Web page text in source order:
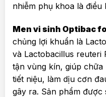
nhiễm phụ khoa là điều
Men vi sinh Optibac
chủng lợi khuẩn là
và Lactobacillus reuteri
tận vùng kín, giúp chữa
tiết niệu, làm dịu cơn
gây ra. Sản phẩm